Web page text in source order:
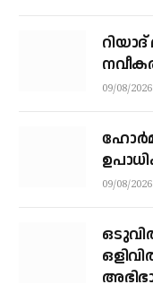
09/08/2026
09/08/2026